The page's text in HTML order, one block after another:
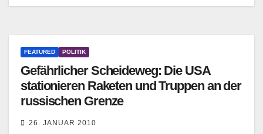
FEATURED POLITIK
Gefährlicher Scheideweg: Die USA
stationieren Raketen und Truppen an der
russischen Grenze
26. JANUAR 2010